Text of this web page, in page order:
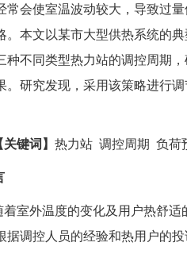
常会使室温波动较大，导致过
。本文以某市大型供热系统的
种不同类型热力站的调控周期
。研究发现，采用该策略进行
关键词】 热力站 调控周期 负荷
外温度的变化及用户热舒适
据调控人员的经验和热用户的